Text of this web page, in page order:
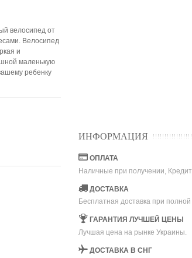
велосипед от
Велосипед
и
маленькую
ребенку
ИНФОРМАЦИЯ
ОПЛАТА
Наличные при получении, Кредит.
ДОСТАВКА
Бесплатная доставка при
ГАРАНТИЯ ЛУЧШЕЙ ЦЕНЫ
Лучшая цена на рынке Украины.
ДОСТАВКА В СНГ